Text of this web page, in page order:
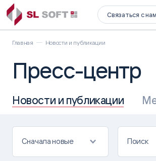
Связаться с
Главная Новости и публикации
Пресс-центр
Новости и публикации
Сначала новые